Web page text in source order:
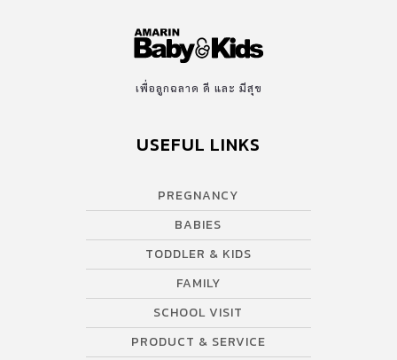
เพื่อลูกฉลาด ดี และ มีสุข
USEFUL LINKS
PREGNANCY
BABIES
TODDLER & KIDS
FAMILY
SCHOOL VISIT
PRODUCT & SERVICE